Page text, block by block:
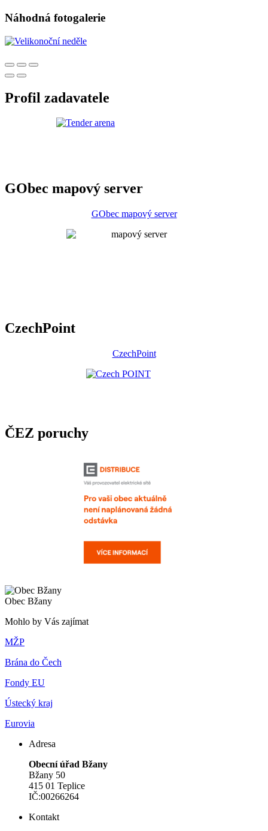
Náhodná fotogalerie
Profil zadavatele
GObec mapový server
GObec mapový server
CzechPoint
CzechPoint
ČEZ poruchy
Obec Bžany
Mohlo by Vás zajímat
MŽP
Brána do Čech
Fondy EU
Ústecký kraj
Eurovia
Adresa
Obecní úřad Bžany
Bžany 50
415 01 Teplice
IČ:00266264
Kontakt